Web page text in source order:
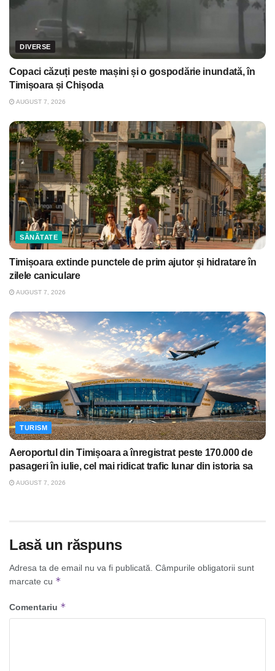
DIVERSE
Copaci căzuți peste mașini și o gospodărie inundată, în
Timișoara și Chișoda
AUGUST 7, 2026
SĂNĂTATE
Timișoara extinde punctele de prim ajutor și hidratare în
zilele caniculare
AUGUST 7, 2026
TURISM
Aeroportul din Timișoara a înregistrat peste 170.000 de
pasageri în iulie, cel mai ridicat trafic lunar din istoria sa
AUGUST 7, 2026
Lasă un răspuns
Adresa ta de email nu va fi publicată. Câmpurile obligatorii sunt
marcate cu *
Comentariu *